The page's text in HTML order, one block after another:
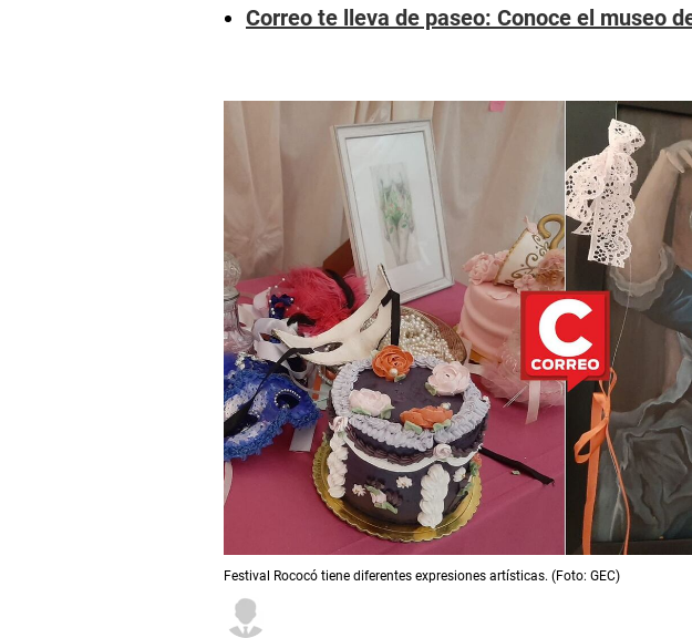
Correo te lleva de paseo: Conoce el museo
Festival Rococó tiene diferentes expresiones artísticas. (Foto: GEC)